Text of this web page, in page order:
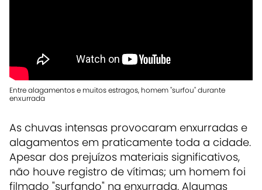
Entre alagamentos e muitos estragos, homem "surfou" durante
enxurrada
As chuvas intensas provocaram enxurradas e
alagamentos em praticamente toda a cidade.
Apesar dos prejuízos materiais significativos,
não houve registro de vítimas; um homem foi
filmado "surfando" na enxurrada. Algumas